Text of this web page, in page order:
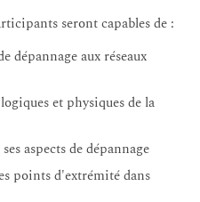
seront capables de :
dépannage aux réseaux
et physiques de la
aspects de dépannage
points d'extrémité dans